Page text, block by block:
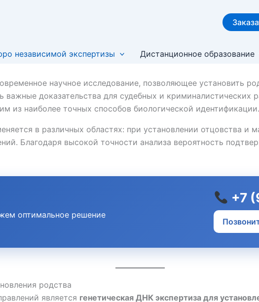
независимой экспертизы Дистанционное образование
научное исследование, позволяющее установить
важные доказательства для судебных и криминалистических
из наиболее точных способов биологической идентификации.
в различных областях: при установлении отцовства
Благодаря высокой точности анализа вероятность
оптимальное решение
+7
родства
является генетическая ДНК экспертиза для